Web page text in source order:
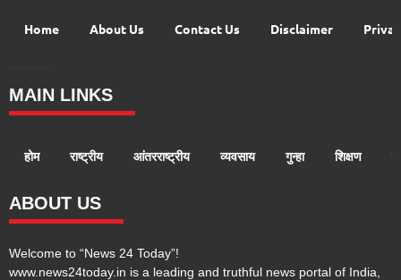
Home About Us Contact Us Disclaimer
MAIN LINKS
होम राष्ट्रीय आंतरराष्ट्रीय व्यवसाय गुन्हा शिक्षण
ABOUT US
Welcome to “News 24 Today”!
www.news24today.in is a leading and truthful news portal of India,